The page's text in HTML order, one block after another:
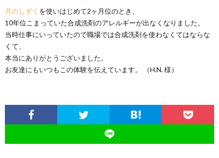
月のしずく を使いはじめて2ヶ月位のとき、
10年位こまっていた合成洗剤のアレルギーが出なくなりました。
当時仕事にいっていたので職場では合成洗剤を使わなくてはならな
くて、
本当にありがとうございました。
お友達にもいつもこの体験を伝えています。 （H.N. 様）